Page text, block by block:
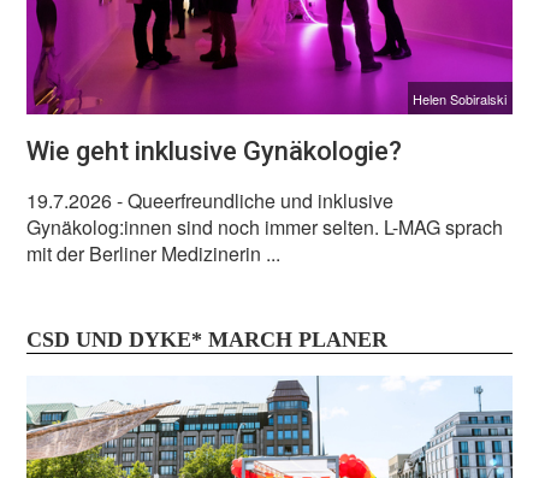
Helen Sobiralski
Wie geht inklusive Gynäkologie?
19.7.2026- Queerfreundliche und inklusive
Gynäkolog:innen sind noch immer selten. L-MAG sprach
mit der Berliner Medizinerin ...
CSD UND DYKE* MARCH PLANER